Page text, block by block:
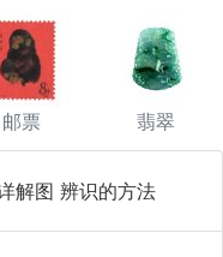
邮票 翡翠
解图 辨识的方法